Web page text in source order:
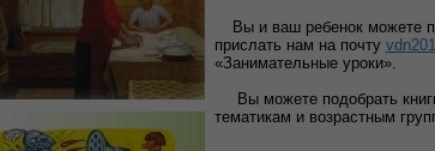
Вы и ваш ребенок можете
прислать нам на почту
«Занимательные уроки».
Вы можете подобрать
тематикам и возрастным